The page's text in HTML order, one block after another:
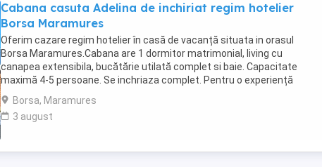
Cabana casuta Adelina de inchiriat regim hotelier
Borsa Maramures
Oferim cazare regim hotelier în casă de vacanță situata in orasul
Borsa Maramures.Cabana are 1 dormitor matrimonial, living cu
canapea extensibila, bucătărie utilată complet si baie. Capacitate
maximă 4-5 persoane. Se inchriaza complet. Pentru o experiență
superbă avem ciubăr cu hidromasaj și luminițe ...
Borsa, Maramures
3 august